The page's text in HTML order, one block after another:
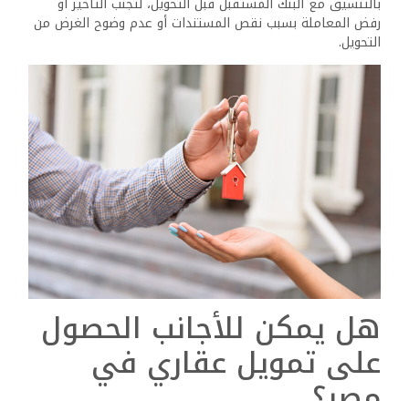
تشترط بعض البنوك تقديم ضمانات كافية مثل وديعة بنكية أو
تحويل راتب منتظم. كما تتطلب البنوك عادة سجل ائتماني جيد
في بلد الإقامة أو الدولة الأم. وبالرغم من أن شروط التمويل قد
تكون أكثر صرامة مقارنة بالمواطنين، إلا أنها تُوفر فرصة حقيقية
للمشترين الأجانب لتملك عقار دون الحاجة لدفع كامل الثمن
دفعة واحدة.
أفضل المدن المصرية
لتملك الأجانب
عند التفكير في شراء عقار في مصر، من المهم اختيار المدينة
أو المنطقة التي تلبي احتياجات المشتري سواء من حيث الإقامة
أو الاستثمار. تُعد العاصمة الإدارية الجديدة والقاهرة الجديدة من
أبرز الخيارات للأجانب الراغبين في بيئة حضرية متطورة وحديثة،
لما توفره من مجمعات سكنية ذكية وخدمات متكاملة.
أما بالنسبة لمحبي الشواطئ والمناخ المعتدل، فإن مناطق مثل
الغردقة وشرم الشيخ والساحل الشمالي تُعتبر مثالية، حيث تقدم
بيئة سياحية جذابة وعوائد إيجارية عالية خلال موسم الصيف.
وفي صعيد مصر، بدأت بعض المشروعات السكنية والسياحية